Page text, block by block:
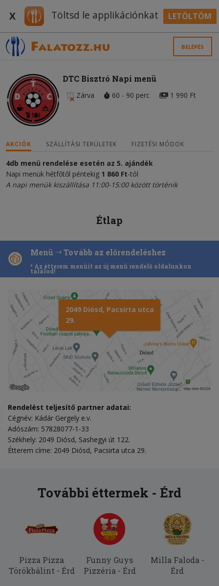
X Töltsd le applikációnkat LETÖLTÖM
BELÉPÉS
DTC Bisztró Napi menü
Zárva 60 - 90 perc 1 990 Ft
AKCIÓK SZÁLLÍTÁSI TERÜLETEK FIZETÉSI MÓDOK
4db menü rendelése esetén az 5. ajándék
Napi menük hétfőtől péntekig 1 860 Ft-tól
A napi menük kiszállítása 11:00-15:00 között történik
Étlap
Menü Tovább az előrendeléshez
* Az étterem menüit az új menü rendelő oldalunkon
találod!
2049 Diósd, Pacsirta utca
29.
Rendelést teljesítő partner adatai:
Cégnév: Kádár Gergely e.v.
Adószám: 57828077-1-33
Székhely: 2049 Diósd, Sashegyi út 122.
Étterem címe: 2049 Diósd, Pacsirta utca 29.
További éttermek - Érd
Pizza Pizza
Törökbálint - Érd
Funny Guys
Pizzéria - Érd
Milla Faloda -
Érd